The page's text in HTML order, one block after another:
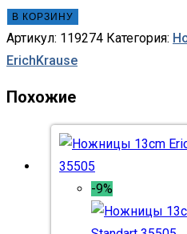
В КОРЗИНУ
Артикул: 119274 Категория:
ErichKrause
Похожие
-9%